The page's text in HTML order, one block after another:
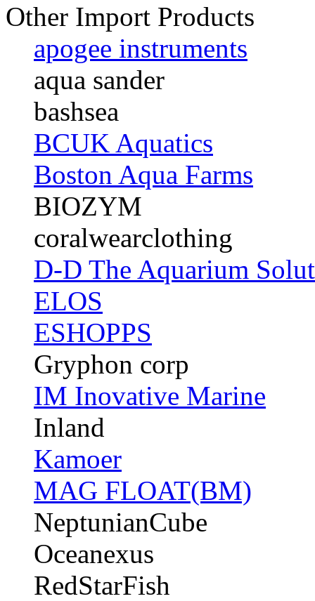
Other Import Products
apogee instruments
aqua sander
bashsea
BCUK Aquatics
Boston Aqua Farms
BIOZYM
coralwearclothing
D-D The Aquarium
ELOS
ESHOPPS
Gryphon corp
IM Inovative Marine
Inland
Kamoer
MAG FLOAT(BM)
NeptunianCube
Oceanexus
RedStarFish